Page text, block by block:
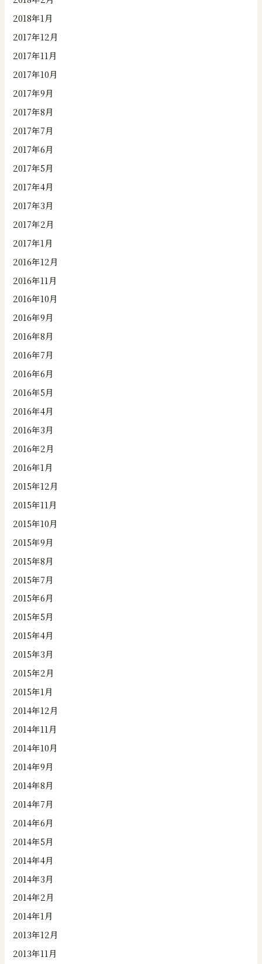
2018年1月
2017年12月
2017年11月
2017年10月
2017年9月
2017年8月
2017年7月
2017年6月
2017年5月
2017年4月
2017年3月
2017年2月
2017年1月
2016年12月
2016年11月
2016年10月
2016年9月
2016年8月
2016年7月
2016年6月
2016年5月
2016年4月
2016年3月
2016年2月
2016年1月
2015年12月
2015年11月
2015年10月
2015年9月
2015年8月
2015年7月
2015年6月
2015年5月
2015年4月
2015年3月
2015年2月
2015年1月
2014年12月
2014年11月
2014年10月
2014年9月
2014年8月
2014年7月
2014年6月
2014年5月
2014年4月
2014年3月
2014年2月
2014年1月
2013年12月
2013年11月